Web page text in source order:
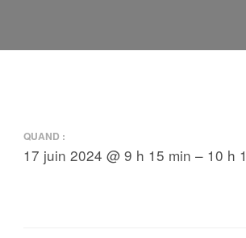
QUAND :
17 juin 2024 @ 9 h 15 min – 10 h